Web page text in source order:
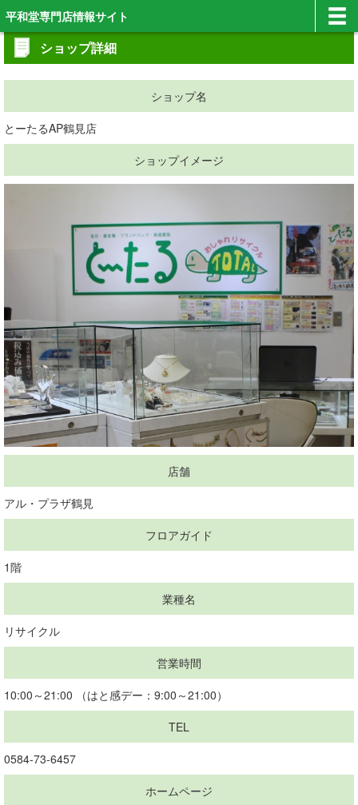
平和堂専門店情報サイト
ショップ詳細
ショップ名
とーたるAP鶴見店
ショップイメージ
店舗
アル・プラザ鶴見
フロアガイド
1階
業種名
リサイクル
営業時間
10:00～21:00 （はと感デー：9:00～21:00）
TEL
0584-73-6457
ホームページ